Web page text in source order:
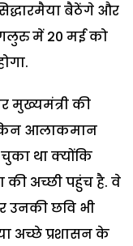
बैठेंगे और
में 20 मई को
मुख्यमंत्री की
आलाकमान
था क्योंकि
अच्छी पहुंच है. वे
उनकी छवि भी
अच्छे प्रशासन के